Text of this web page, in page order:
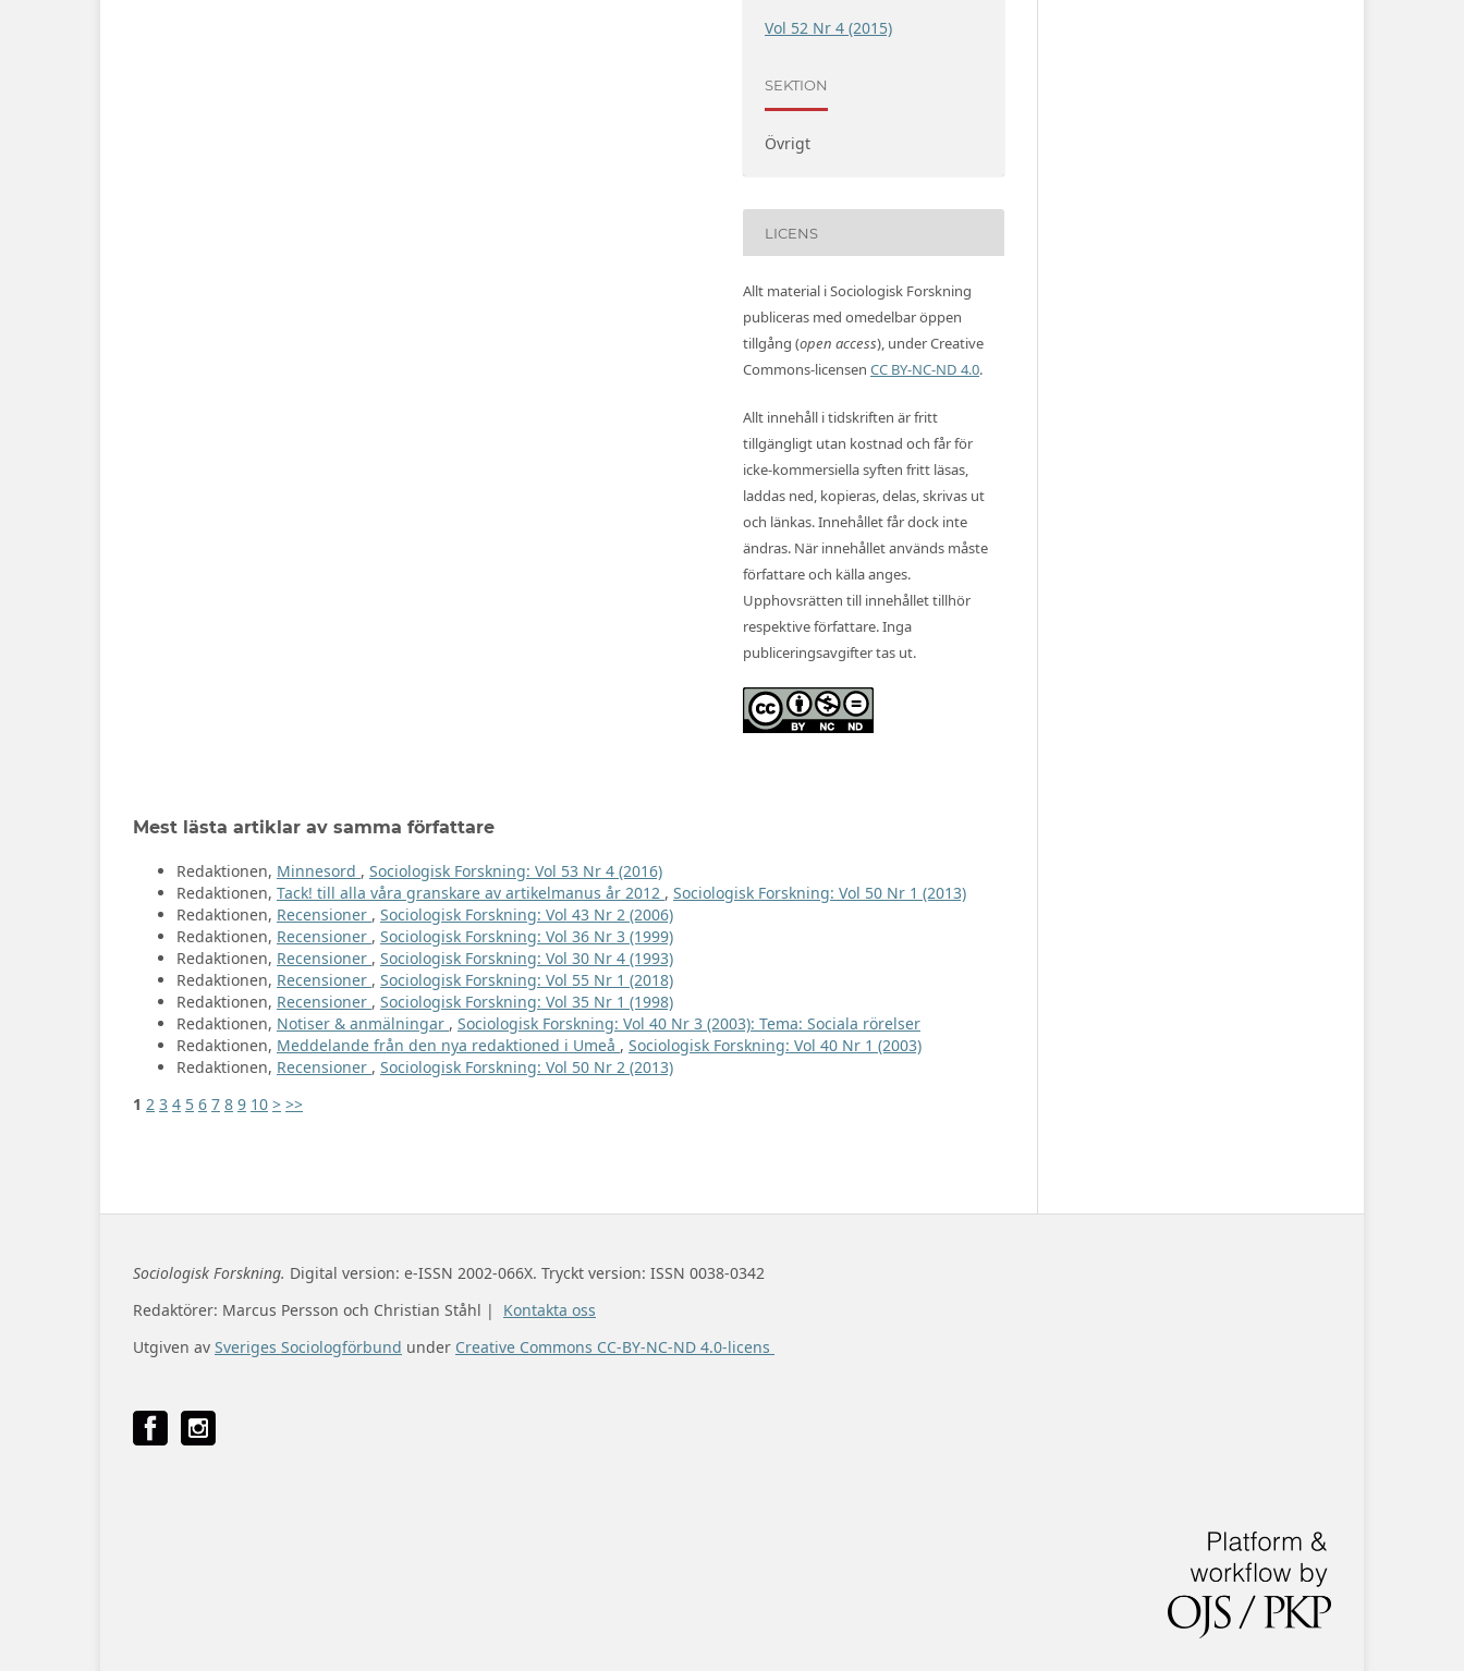
Vol 52 Nr 4 (2015)
SEKTION
Övrigt
LICENS
Allt material i Sociologisk Forskning
publiceras med omedelbar öppen
tillgång (open access), under Creative
Commons-licensen CC BY-NC-ND 4.0.
Allt innehåll i tidskriften är fritt
tillgängligt utan kostnad och får för
icke-kommersiella syften fritt läsas,
laddas ned, kopieras, delas, skrivas ut
och länkas. Innehållet får dock inte
ändras. När innehållet används måste
författare och källa anges.
Upphovsrätten till innehållet tillhör
respektive författare. Inga
publiceringsavgifter tas ut.
Mest lästa artiklar av samma författare
Redaktionen, Minnesord , Sociologisk Forskning: Vol 53 Nr 4 (2016)
Redaktionen, Tack! till alla våra granskare av artikelmanus år 2012 , Sociologisk Forskning: Vol 50 Nr 1 (2013)
Redaktionen, Recensioner , Sociologisk Forskning: Vol 43 Nr 2 (2006)
Redaktionen, Recensioner , Sociologisk Forskning: Vol 36 Nr 3 (1999)
Redaktionen, Recensioner , Sociologisk Forskning: Vol 30 Nr 4 (1993)
Redaktionen, Recensioner , Sociologisk Forskning: Vol 55 Nr 1 (2018)
Redaktionen, Recensioner , Sociologisk Forskning: Vol 35 Nr 1 (1998)
Redaktionen, Notiser & anmälningar , Sociologisk Forskning: Vol 40 Nr 3 (2003): Tema: Sociala rörelser
Redaktionen, Meddelande från den nya redaktioned i Umeå , Sociologisk Forskning: Vol 40 Nr 1 (2003)
Redaktionen, Recensioner , Sociologisk Forskning: Vol 50 Nr 2 (2013)
1 2 3 4 5 6 7 8 9 10 > >>
Sociologisk Forskning. Digital version: e-ISSN 2002-066X. Tryckt version: ISSN 0038-0342
Redaktörer: Marcus Persson och Christian Ståhl | Kontakta oss
Utgiven av Sveriges Sociologförbund under Creative Commons CC-BY-NC-ND 4.0-licens